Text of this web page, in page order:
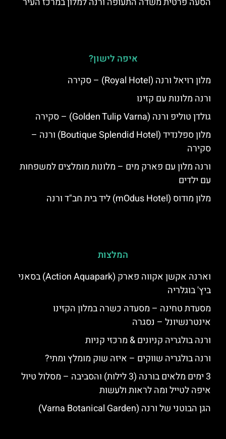
איפה לישון?
מלון רויאל ורנה (Royal Hotel) – סקירה
ורנה מלונות עם קזינו
גולדן טוליפ ורנה (Golden Tulip Varna) – סקירה
מלון ספלנדיד (Boutique Splendid Hotel) ורנה –
סקירה
ורנה מלון עם פארק מים – מלונות מומלצים למשפחות
עם ילדים
מלון מודוס (mOdus Hotel) ליד בית חב"ד ורנה
המלצות
וארנה אקשן אקווה פארק (Action Aquapark) בסאני
ביץ' בוגלריה
מסעדת טחינה – מסעדה כשרה במלון הקזינו
אינטרנשיונל – נסגרה
ורנה בולגריה קניונים & מרכזי קניות
ורנה בולגריה שווקים – איזה שוק מומלץ ומתי?
3 ימים מלאים בורנה (3 לילות) והסביבה – מסלול טיול
איפה לטייל ומה לראות ולעשות
הגן הבוטני של ורנה (Varna Botanical Garden)